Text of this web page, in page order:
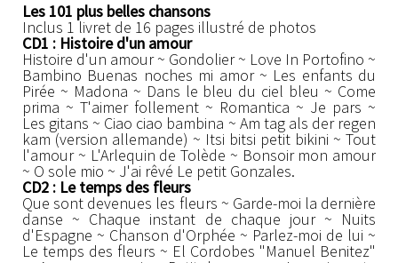
Les 101 plus belles chansons
Inclus 1 livret de 16 pages illustré de photos
CD1 : Histoire d'un amour
Histoire d'un amour ~ Gondolier ~ Love In Portofino ~
Bambino Buenas noches mi amor ~ Les enfants du
Pirée ~ Madona ~ Dans le bleu du ciel bleu ~ Come
prima ~ T'aimer follement ~ Romantica ~ Je pars ~
Les gitans ~ Ciao ciao bambina ~ Am tag als der regen
kam (version allemande) ~ Itsi bitsi petit bikini ~ Tout
l'amour ~ L'Arlequin de Tolède ~ Bonsoir mon amour
~ O sole mio ~ J'ai rêvé Le petit Gonzales.
CD2 : Le temps des fleurs
Que sont devenues les fleurs ~ Garde-moi la dernière
danse ~ Chaque instant de chaque jour ~ Nuits
d'Espagne ~ Chanson d'Orphée ~ Parlez-moi de lui ~
Le temps des fleurs ~ El Cordobes "Manuel Benitez"